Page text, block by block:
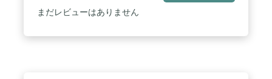
まだレビューはありません